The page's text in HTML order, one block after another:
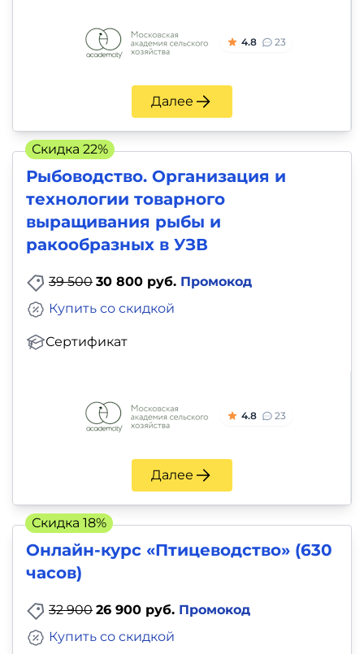
4.8 23
Далее
Рыбоводство. Организация и
технологии товарного
выращивания рыбы и
ракообразных в УЗВ
39 500 30 800 руб. Промокод
Сертификат
Купить со скидкой
4.8 23
Далее
Скидка 22%
Онлайн-курс «Птицеводство» (630
часов)
32 900 26 900 руб. Промокод
Купить со скидкой
Скидка 18%